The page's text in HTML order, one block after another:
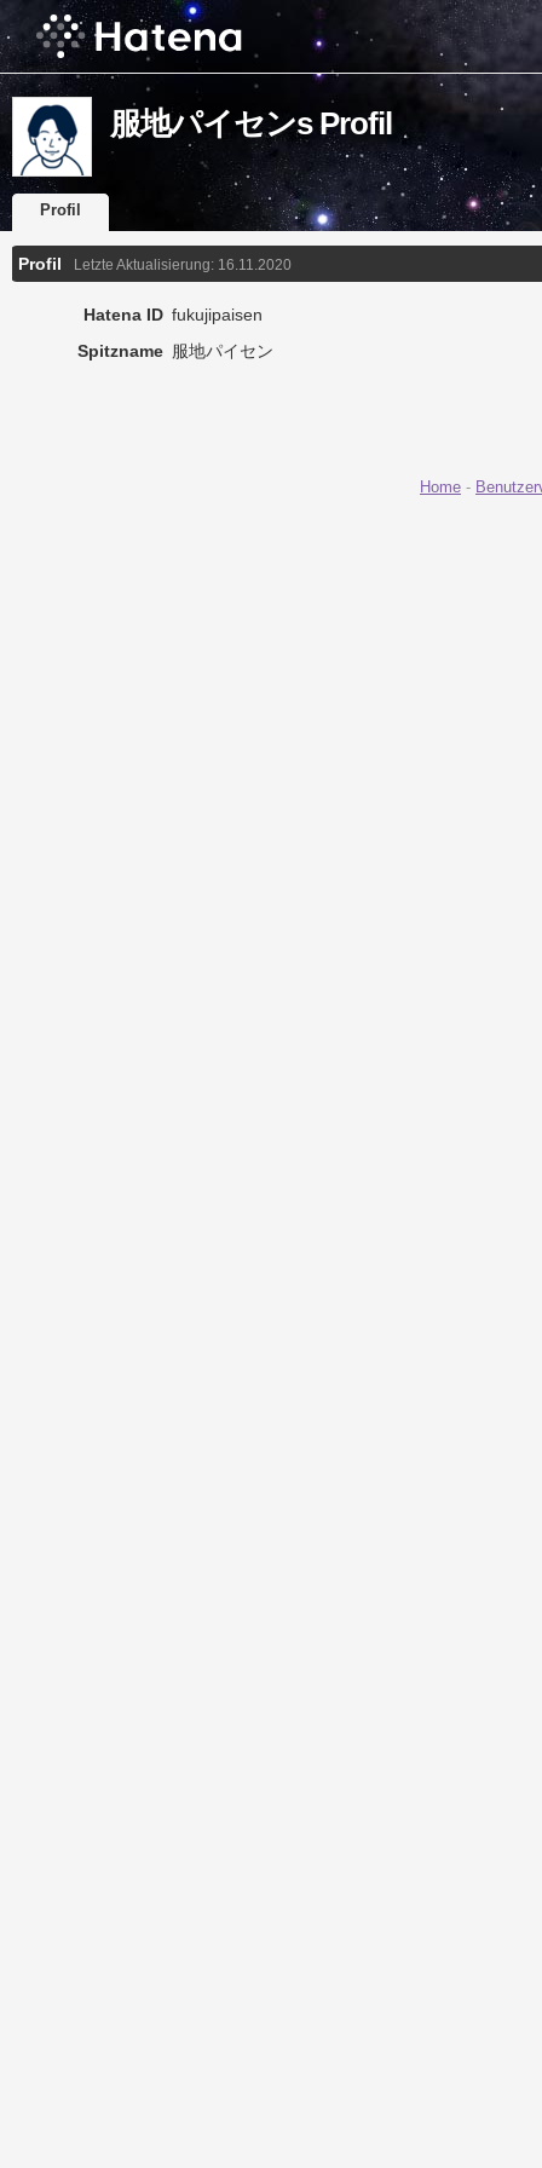
服地パイセンs Profil
Profil
Profil Letzte Aktualisierung: 16.11.2020
Hatena ID fukujipaisen
Spitzname 服地パイセン
Home -